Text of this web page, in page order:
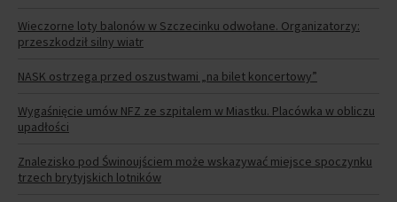
Wieczorne loty balonów w Szczecinku odwołane. Organizatorzy:
przeszkodził silny wiatr
NASK ostrzega przed oszustwami „na bilet koncertowy”
Wygaśnięcie umów NFZ ze szpitalem w Miastku. Placówka w obliczu
upadłości
Znalezisko pod Świnoujściem może wskazywać miejsce spoczynku
trzech brytyjskich lotników